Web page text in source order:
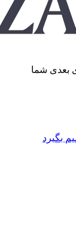
بعدی شما
بگیرد